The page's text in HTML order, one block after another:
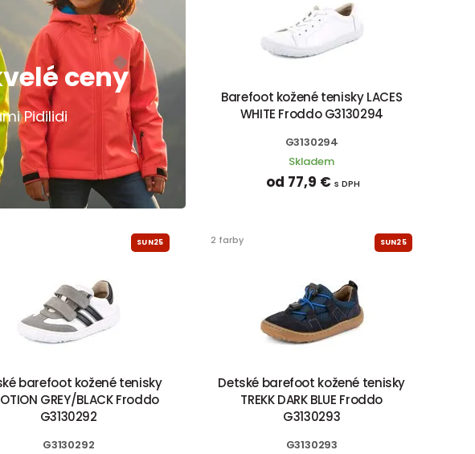
ceny
Pidilidi
Barefoot kožené tenisky LACES
WHITE Froddo G3130294
G3130294
Skladem
od 77,9 € s DPH
SUN25
barefoot kožené tenisky
GREY/BLACK Froddo
G3130292
G3130292
2 farby SUN25
Detské barefoot kožené tenisky
TREKK DARK BLUE Froddo
G3130293
G3130293